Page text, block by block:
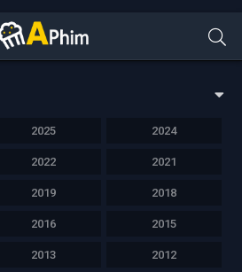
2025 2024
2022 2021
2019 2018
2016 2015
2013 2012